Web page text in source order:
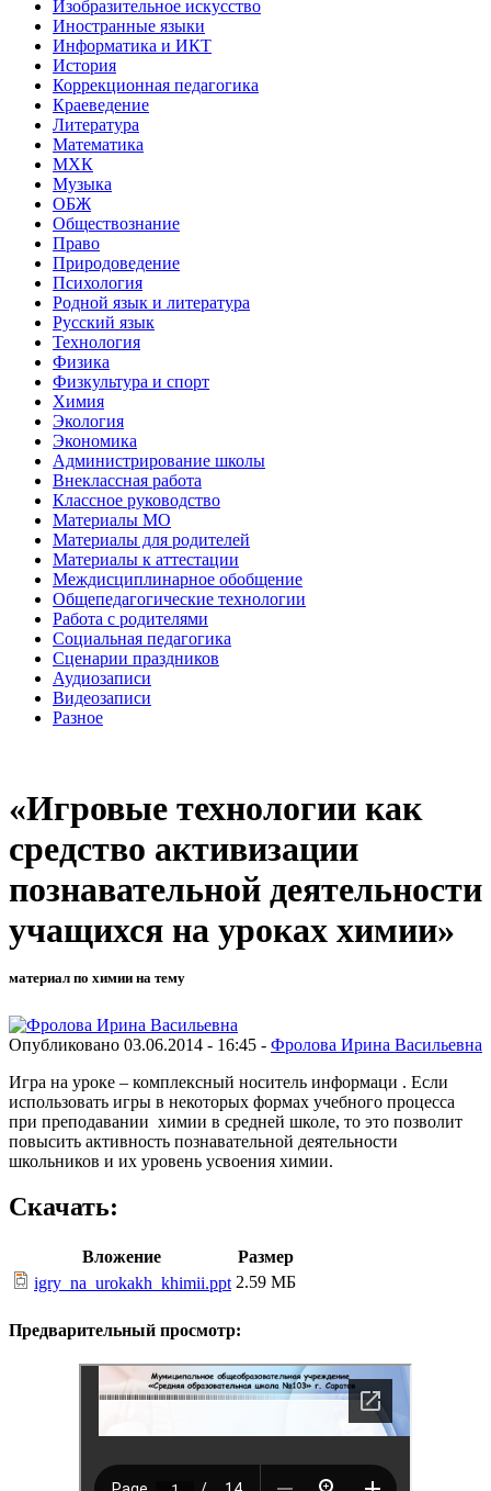
Изобразительное искусство
Иностранные языки
Информатика и ИКТ
История
Коррекционная педагогика
Краеведение
Литература
Математика
МХК
Музыка
ОБЖ
Обществознание
Право
Природоведение
Психология
Родной язык и литература
Русский язык
Технология
Физика
Физкультура и спорт
Химия
Экология
Экономика
Администрирование школы
Внеклассная работа
Классное руководство
Материалы МО
Материалы для родителей
Материалы к аттестации
Междисциплинарное обобщение
Общепедагогические технологии
Работа с родителями
Социальная педагогика
Сценарии праздников
Аудиозаписи
Видеозаписи
Разное
«Игровые технологии как
средство активизации
познавательной деятельности
учащихся на уроках химии»
материал по химии на тему
Опубликовано 03.06.2014 - 16:45 - Фролова Ирина Васильевна
Игра на уроке – комплексный носитель информаци . Если
использовать игры в некоторых формах учебного процесса
при преподавании химии в средней школе, то это позволит
повысить активность познавательной деятельности
школьников и их уровень усвоения химии.
Скачать:
Вложение
Размер
igry_na_urokakh_khimii.ppt 2.59 МБ
Предварительный просмотр: